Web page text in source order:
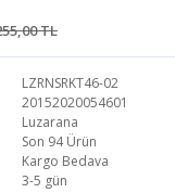
TL
LZRNSRKT46-02
20152020054601
Luzarana
Son 94 Ürün
Kargo Bedava
3-5 gün